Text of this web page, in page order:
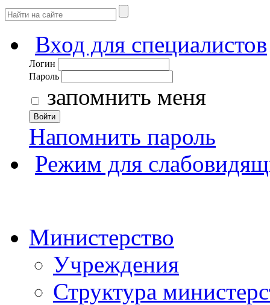
Вход для специалистов
Логин
Пароль
запомнить меня
Войти
Напомнить пароль
Режим для
Министерство
Учреждения
Структура